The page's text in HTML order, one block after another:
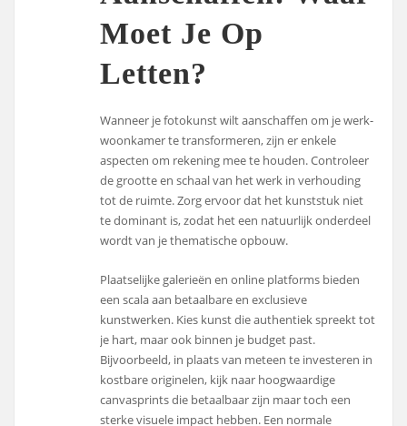
Moet Je Op
Letten?
Wanneer je fotokunst wilt aanschaffen om je werk-
woonkamer te transformeren, zijn er enkele
aspecten om rekening mee te houden. Controleer
de grootte en schaal van het werk in verhouding
tot de ruimte. Zorg ervoor dat het kunststuk niet
te dominant is, zodat het een natuurlijk onderdeel
wordt van je thematische opbouw.
Plaatselijke galerieën en online platforms bieden
een scala aan betaalbare en exclusieve
kunstwerken. Kies kunst die authentiek spreekt tot
je hart, maar ook binnen je budget past.
Bijvoorbeeld, in plaats van meteen te investeren in
kostbare originelen, kijk naar hoogwaardige
canvasprints die betaalbaar zijn maar toch een
sterke visuele impact hebben. Een normale